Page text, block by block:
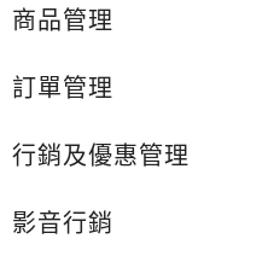
商品管理
訂單管理
行銷及優惠管理
影音行銷